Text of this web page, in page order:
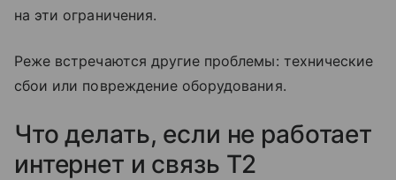
на эти ограничения.
Реже встречаются другие проблемы: технические
сбои или повреждение оборудования.
Что делать, если не работает
интернет и связь T2